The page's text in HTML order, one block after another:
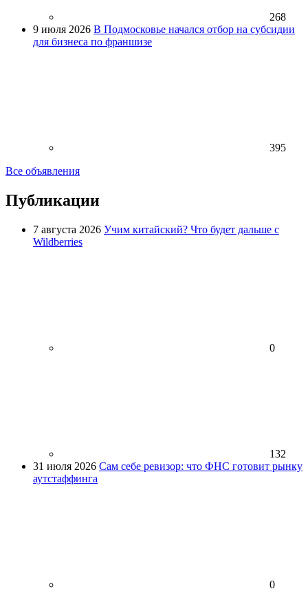
268
9 июля 2026 В Подмосковье начался отбор на субсидии
для бизнеса по франшизе
395
Все объявления
Публикации
7 августа 2026 Учим китайский? Что будет дальше с
Wildberries
0
132
31 июля 2026 Сам себе ревизор: что ФНС готовит рынку
аутстаффинга
0